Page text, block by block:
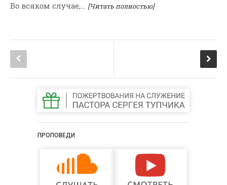
Во всяком случае,… [Читать полностью]
ПРОПОВЕДИ